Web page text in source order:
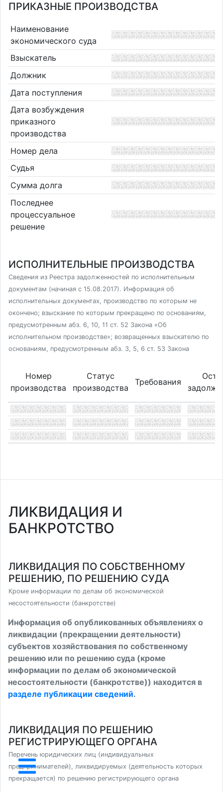
ПРИКАЗНЫЕ ПРОИЗВОДСТВА
Наименование
экономического суда
Взыскатель
Должник
Дата поступления
Дата возбуждения
приказного
производства
Номер дела
Судья
Сумма долга
Последнее
процессуальное
решение
ИСПОЛНИТЕЛЬНЫЕ ПРОИЗВОДСТВА
Сведения из Реестра задолженностей по исполнительным
документам (начиная с 15.08.2017). Информация об
исполнительных документах, производство по которым не
окончено; взыскание по которым прекращено по основаниям,
предусмотренным абз. 6, 10, 11 ст. 52 Закона «Об
исполнительном производстве»; возвращенных взыскателю по
основаниям, предусмотренным абз. 3, 5, 6 ст. 53 Закона
Номер
производства
Статус
производства
Требования
ЛИКВИДАЦИЯ И
БАНКРОТСТВО
ЛИКВИДАЦИЯ ПО СОБСТВЕННОМУ
РЕШЕНИЮ, ПО РЕШЕНИЮ СУДА
Кроме информации по делам об экономической
несостоятельности (банкротстве)
Информация об опубликованных объявлениях о
ликвидации (прекращении деятельности)
субъектов хозяйствования по собственному
решению или по решению суда (кроме
информации по делам об экономической
несостоятельности (банкротстве)) находится в
разделе публикации сведений.
ЛИКВИДАЦИЯ ПО РЕШЕНИЮ
РЕГИСТРИРУЮЩЕГО ОРГАНА
Перечень юридических лиц (индивидуальных
предпринимателей), ликвидируемых (деятельность которых
прекращается) по решению регистрирующего органа